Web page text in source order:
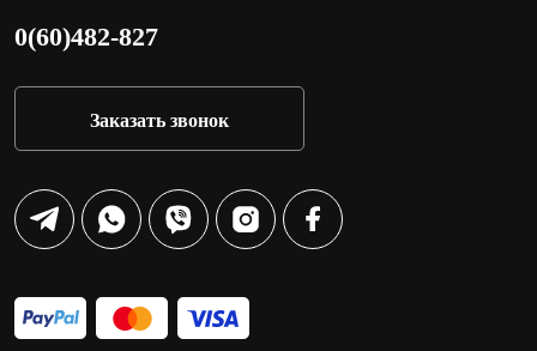
0(60)482-827
Заказать звонок